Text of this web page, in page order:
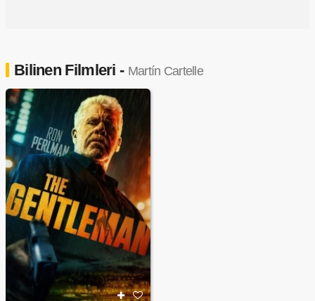
Bilinen Filmleri - Martín Cartelle